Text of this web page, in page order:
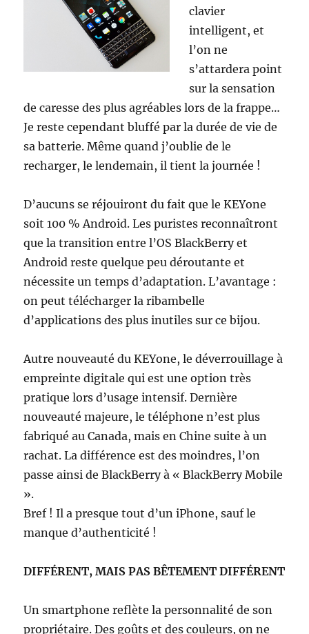
clavier
intelligent, et
l’on ne
s’attardera point
sur la sensation
de caresse des plus agréables lors de la frappe…
Je reste cependant bluffé par la durée de vie de
sa batterie. Même quand j’oublie de le
recharger, le lendemain, il tient la journée !
D’aucuns se réjouiront du fait que le KEYone
soit 100 % Android. Les puristes reconnaîtront
que la transition entre l’OS BlackBerry et
Android reste quelque peu déroutante et
nécessite un temps d’adaptation. L’avantage :
on peut télécharger la ribambelle
d’applications des plus inutiles sur ce bijou.
Autre nouveauté du KEYone, le déverrouillage à
empreinte digitale qui est une option très
pratique lors d’usage intensif. Dernière
nouveauté majeure, le téléphone n’est plus
fabriqué au Canada, mais en Chine suite à un
rachat. La différence est des moindres, l’on
passe ainsi de BlackBerry à « BlackBerry Mobile
».
Bref ! Il a presque tout d’un iPhone, sauf le
manque d’authenticité !
DIFFÉRENT, MAIS PAS BÊTEMENT DIFFÉRENT
Un smartphone reflète la personnalité de son
propriétaire. Des goûts et des couleurs, on ne